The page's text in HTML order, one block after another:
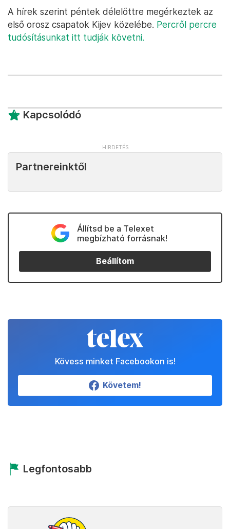
A hírek szerint péntek délelőttre megérkeztek az
első orosz csapatok Kijev közelébe. Percről percre
tudósításunkat itt tudják követni.
Kapcsolódó
Partnereinktől
Állítsd be a Telexet
megbízható forrásnak!
Beállítom
Kövess minket Facebookon is!
Követem!
Legfontosabb